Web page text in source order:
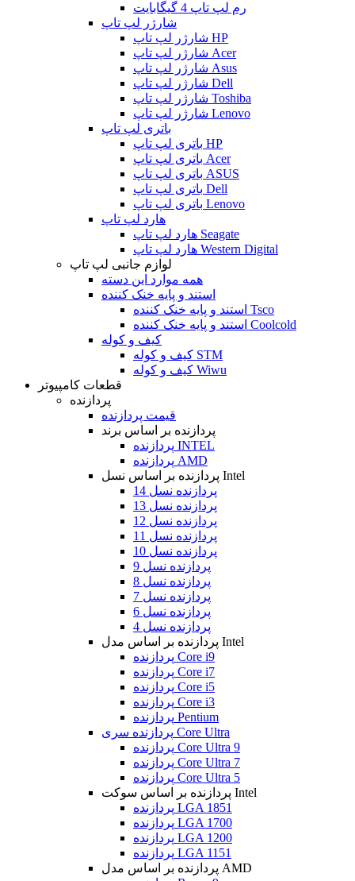
رم لپ تاپ 4 گیگابایت
شارژر لپ تاپ
شارژر لپ تاپ HP
شارژر لپ تاپ Acer
شارژر لپ تاپ Asus
شارژر لپ تاپ Dell
شارژر لپ تاپ Toshiba
شارژر لپ تاپ Lenovo
باتری لپ تاپ
باتری لپ تاپ HP
باتری لپ تاپ Acer
باتری لپ تاپ ASUS
باتری لپ تاپ Dell
باتری لپ تاپ Lenovo
هارد لپ تاپ
هارد لپ تاپ Seagate
هارد لپ تاپ Western Digital
لوازم جانبی لپ تاپ
همه موارد این دسته
استند و پایه خنک کننده
استند و پایه خنک کننده Tsco
استند و پایه خنک کننده Coolcold
کیف و کوله
کیف و کوله STM
کیف و کوله Wiwu
قطعات کامپیوتر
پردازنده
قیمت پردازنده
پردازنده بر اساس برند
پردازنده INTEL
پردازنده AMD
پردازنده بر اساس نسل Intel
پردازنده نسل 14
پردازنده نسل 13
پردازنده نسل 12
پردازنده نسل 11
پردازنده نسل 10
پردازنده نسل 9
پردازنده نسل 8
پردازنده نسل 7
پردازنده نسل 6
پردازنده نسل 4
پردازنده بر اساس مدل Intel
پردازنده Core i9
پردازنده Core i7
پردازنده Core i5
پردازنده Core i3
پردازنده Pentium
پردازنده سری Core Ultra
پردازنده Core Ultra 9
پردازنده Core Ultra 7
پردازنده Core Ultra 5
پردازنده بر اساس سوکت Intel
پردازنده LGA 1851
پردازنده LGA 1700
پردازنده LGA 1200
پردازنده LGA 1151
پردازنده بر اساس مدل AMD